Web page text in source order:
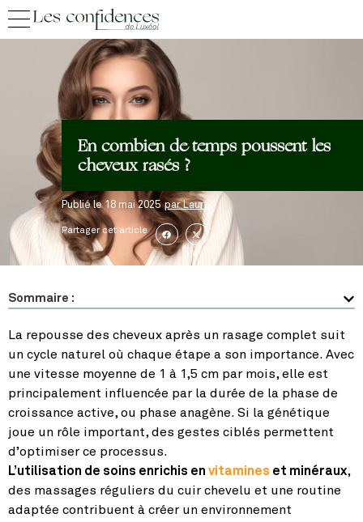
En combien de temps poussent les
cheveux rasés ?
Publié le18 mai 2025 parLaura
Partager cet article
Sommaire :
La repousse des cheveux après un rasage complet suit
un cycle naturel où chaque étape a son importance. Avec
une vitesse moyenne de 1 à 1,5 cm par mois, elle est
principalement influencée par la durée de la phase de
croissance active, ou phase anagène. Si la génétique
joue un rôle important, des gestes ciblés permettent
d’optimiser ce processus.
L’utilisation de soins enrichis en vitamines et minéraux,
des massages réguliers du cuir chevelu et une routine
adaptée contribuent à créer un environnement